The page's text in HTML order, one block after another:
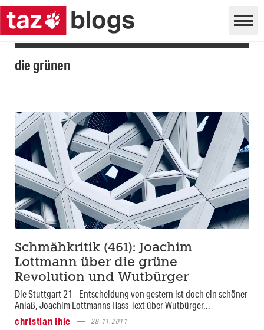
die grünen
Schmähkritik (461): Joachim
Lottmann über die grüne
Revolution und Wutbürger
Die Stuttgart 21 - Entscheidung von gestern ist doch ein schöner
Anlaß, Joachim Lottmanns Hass-Text über Wutbürger...
christian ihle
28.11.2011